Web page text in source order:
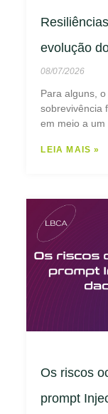
evolução
08/07/2026
Para alguns,
sobrevivência
em meio a um
LEIA MAIS »
Os riscos
prompt